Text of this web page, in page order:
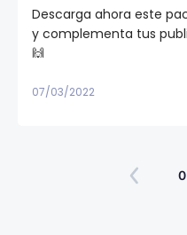
Descarga ahora este
y complementa tus
🙌
07/03/2022